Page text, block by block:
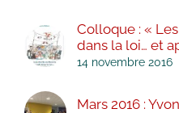
Colloque : «
dans la loi… et
14 novembre 2016
Mars 2016 :